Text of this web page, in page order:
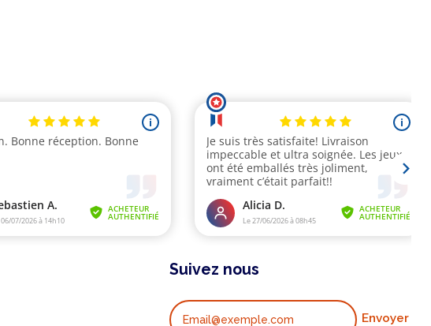
Suivez nous
Envoyer